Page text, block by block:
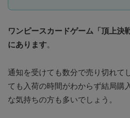
ワンピースカードゲーム「頂上決
にあります。
通知を受けても数分で売り切れて
ても入荷の時間がわからず結局購
な気持ちの方も多いでしょう。